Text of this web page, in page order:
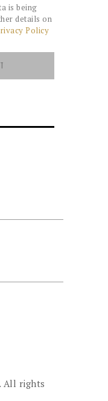
is being
details on
Policy
All rights